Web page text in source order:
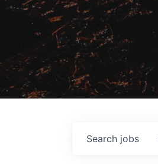
Search jobs